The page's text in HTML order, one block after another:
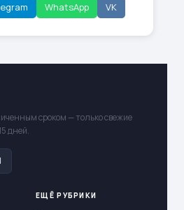
WhatsApp VK
сроком — только свежие
дней.
ЕЩЁ РУБРИКИ